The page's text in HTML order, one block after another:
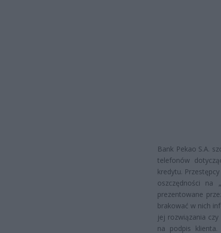
Bank Pekao S.A.
telefonów
kredytu.
oszczędności na
prezentowane
brakować w nich
jej rozwiązania
na podpis